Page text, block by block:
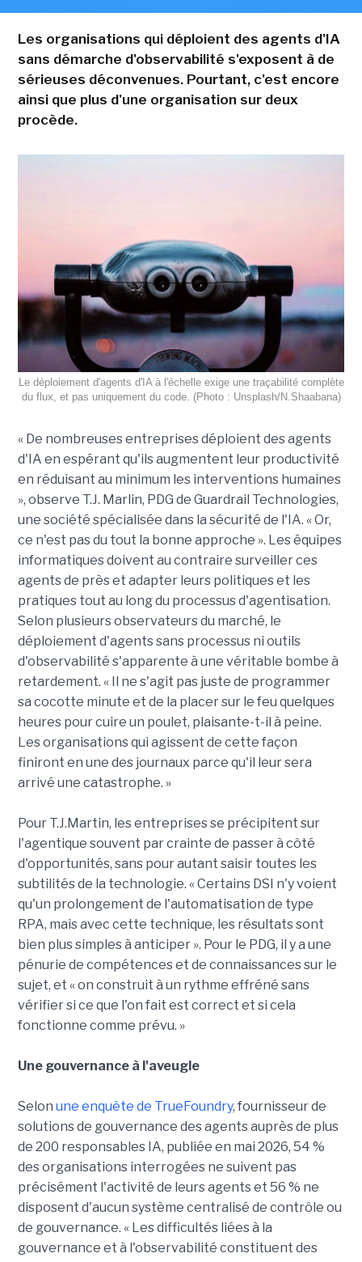
Les organisations qui déploient des agents d'IA
sans démarche d'observabilité s'exposent à de
sérieuses déconvenues. Pourtant, c'est encore
ainsi que plus d'une organisation sur deux
procède.
Le déploiement d'agents d'IA à l'échelle exige une traçabilité complète
du flux, et pas uniquement du code. (Photo : Unsplash/N.Shaabana)
« De nombreuses entreprises déploient des agents
d'IA en espérant qu'ils augmentent leur productivité
en réduisant au minimum les interventions humaines
», observe T.J. Marlin, PDG de Guardrail Technologies,
une société spécialisée dans la sécurité de l'IA. « Or,
ce n'est pas du tout la bonne approche ». Les équipes
informatiques doivent au contraire surveiller ces
agents de près et adapter leurs politiques et les
pratiques tout au long du processus d'agentisation.
Selon plusieurs observateurs du marché, le
déploiement d'agents sans processus ni outils
d'observabilité s'apparente à une véritable bombe à
retardement. « Il ne s'agit pas juste de programmer
sa cocotte minute et de la placer sur le feu quelques
heures pour cuire un poulet, plaisante-t-il à peine.
Les organisations qui agissent de cette façon
finiront en une des journaux parce qu'il leur sera
arrivé une catastrophe. »
Pour T.J.Martin, les entreprises se précipitent sur
l'agentique souvent par crainte de passer à côté
d'opportunités, sans pour autant saisir toutes les
subtilités de la technologie. « Certains DSI n'y voient
qu'un prolongement de l'automatisation de type
RPA, mais avec cette technique, les résultats sont
bien plus simples à anticiper ». Pour le PDG, il y a une
pénurie de compétences et de connaissances sur le
sujet, et « on construit à un rythme effréné sans
vérifier si ce que l'on fait est correct et si cela
fonctionne comme prévu. »
Une gouvernance à l'aveugle
Selon une enquête de TrueFoundry, fournisseur de
solutions de gouvernance des agents auprès de plus
de 200 responsables IA, publiée en mai 2026, 54 %
des organisations interrogées ne suivent pas
précisément l'activité de leurs agents et 56 % ne
disposent d'aucun système centralisé de contrôle ou
de gouvernance. « Les difficultés liées à la
gouvernance et à l'observabilité constituent des